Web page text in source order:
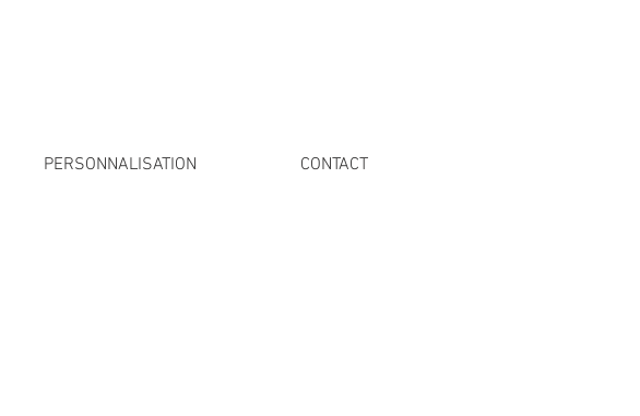
PERSONNALISATION CONTACT